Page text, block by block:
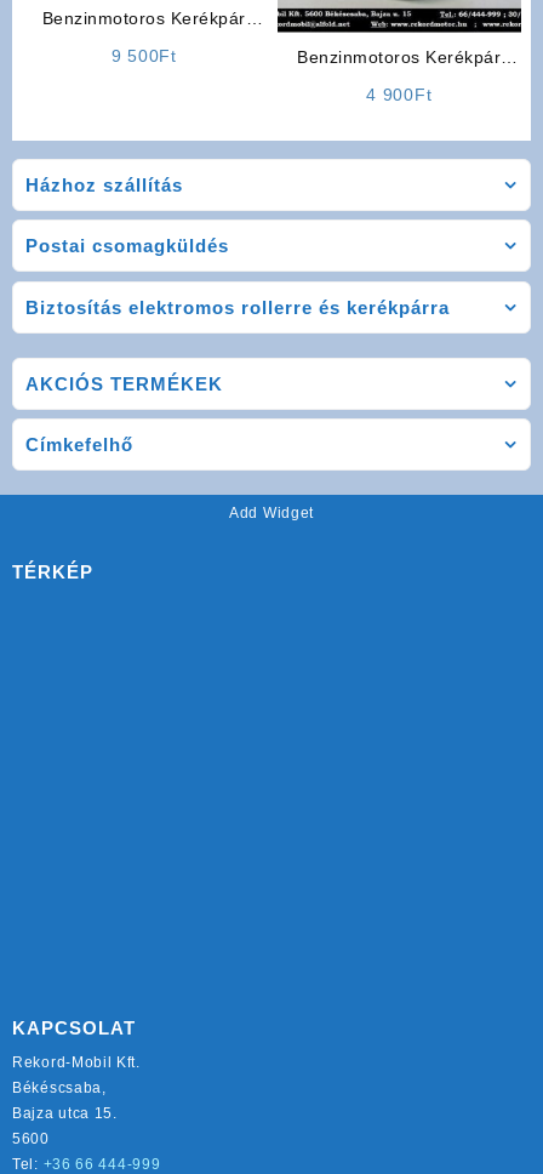
Házhoz szállítás
Postai csomagküldés
Biztosítás elektromos rollerre és kerékpárra
Benzinmotoros Kerékpár
9 500Ft
Benzinmotoros Kerékpár
4 900Ft
AKCIÓS TERMÉKEK
Címkefelhő
Add Widget
TÉRKÉP
KAPCSOLAT
Rekord-Mobil Kft.
Békéscsaba,
Bajza utca 15.
5600
Tel: +36 66 444-999